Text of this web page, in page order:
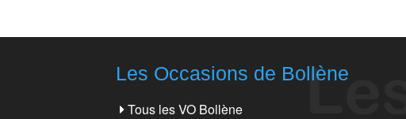
Les Occasions de Bollène
Tous les VO Bollène